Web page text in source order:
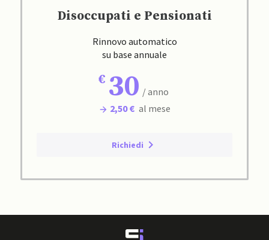
Disoccupati e Pensionati
Rinnovo automatico
su base annuale
30 / anno
2,50 € al mese
Richiedi